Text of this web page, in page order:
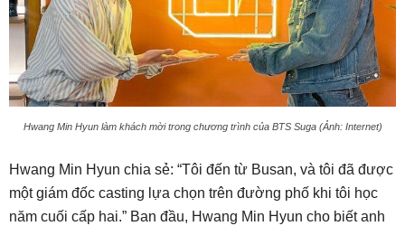
Hwang Min Hyun làm khách mời trong chương trình của BTS Suga (Ảnh: Internet)
Hwang Min Hyun chia sẻ: “Tôi đến từ Busan, và tôi đã được
một giám đốc casting lựa chọn trên đường phố khi tôi học
năm cuối cấp hai.” Ban đầu, Hwang Min Hyun cho biết anh